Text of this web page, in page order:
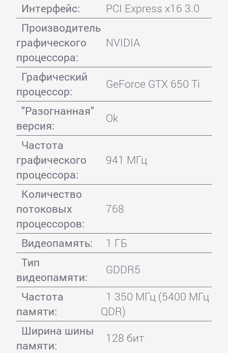
Интерфейс:
PCI Express x16 3.0
Производитель
графического
процессора:
NVIDIA
Графический
процессор:
GeForce GTX 650 Ti
"Разогнанная"
версия:
Ok
Частота
графического
процессора:
941 МГц
Количество
потоковых
процессоров:
768
Видеопамять:
1 ГБ
Тип
видеопамяти:
GDDR5
Частота
памяти:
1 350 МГц (5400 МГц
QDR)
Ширина шины
памяти:
128 бит